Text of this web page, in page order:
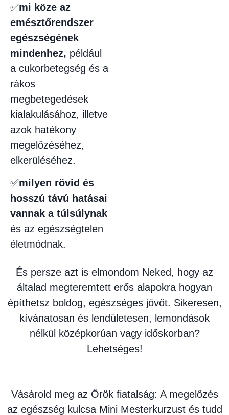
✅mi köze az
emésztőrendszer
egészségének
mindenhez, például
a cukorbetegség és a
rákos
megbetegedések
kialakulásához, illetve
azok hatékony
megelőzéséhez,
elkerüléséhez.
✅milyen rövid és
hosszú távú hatásai
vannak a túlsúlynak
és az egészségtelen
életmódnak.
És persze azt is elmondom Neked, hogy az
általad megteremtett erős alapokra hogyan
építhetsz boldog, egészséges jövőt. Sikeresen,
kívánatosan és lendületesen, lemondások
nélkül középkorúan vagy időskorban?
Lehetséges!
Vásárold meg az Örök fiatalság: A megelőzés
az egészség kulcsa Mini Mesterkurzust és tudd